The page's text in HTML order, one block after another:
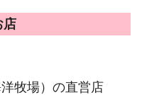
店
牧場）の直営店